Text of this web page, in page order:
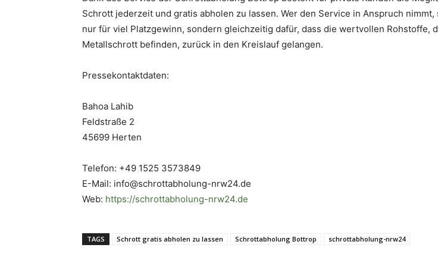
Schrott jederzeit und gratis abholen zu lassen. Wer den Service in Anspruch
nur für viel Platzgewinn, sondern gleichzeitig dafür, dass die wertvollen Rohstoffe,
Metallschrott befinden, zurück in den Kreislauf gelangen.
Pressekontaktdaten:
Bahoa Lahib
Feldstraße 2
45699 Herten
Telefon: +49 1525 3573849
E-Mail: info@schrottabholung-nrw24.de
Web: https://schrottabholung-nrw24.de
TAGS Schrott gratis abholen zu lassen Schrottabholung Bottrop schrottabholung-nrw24